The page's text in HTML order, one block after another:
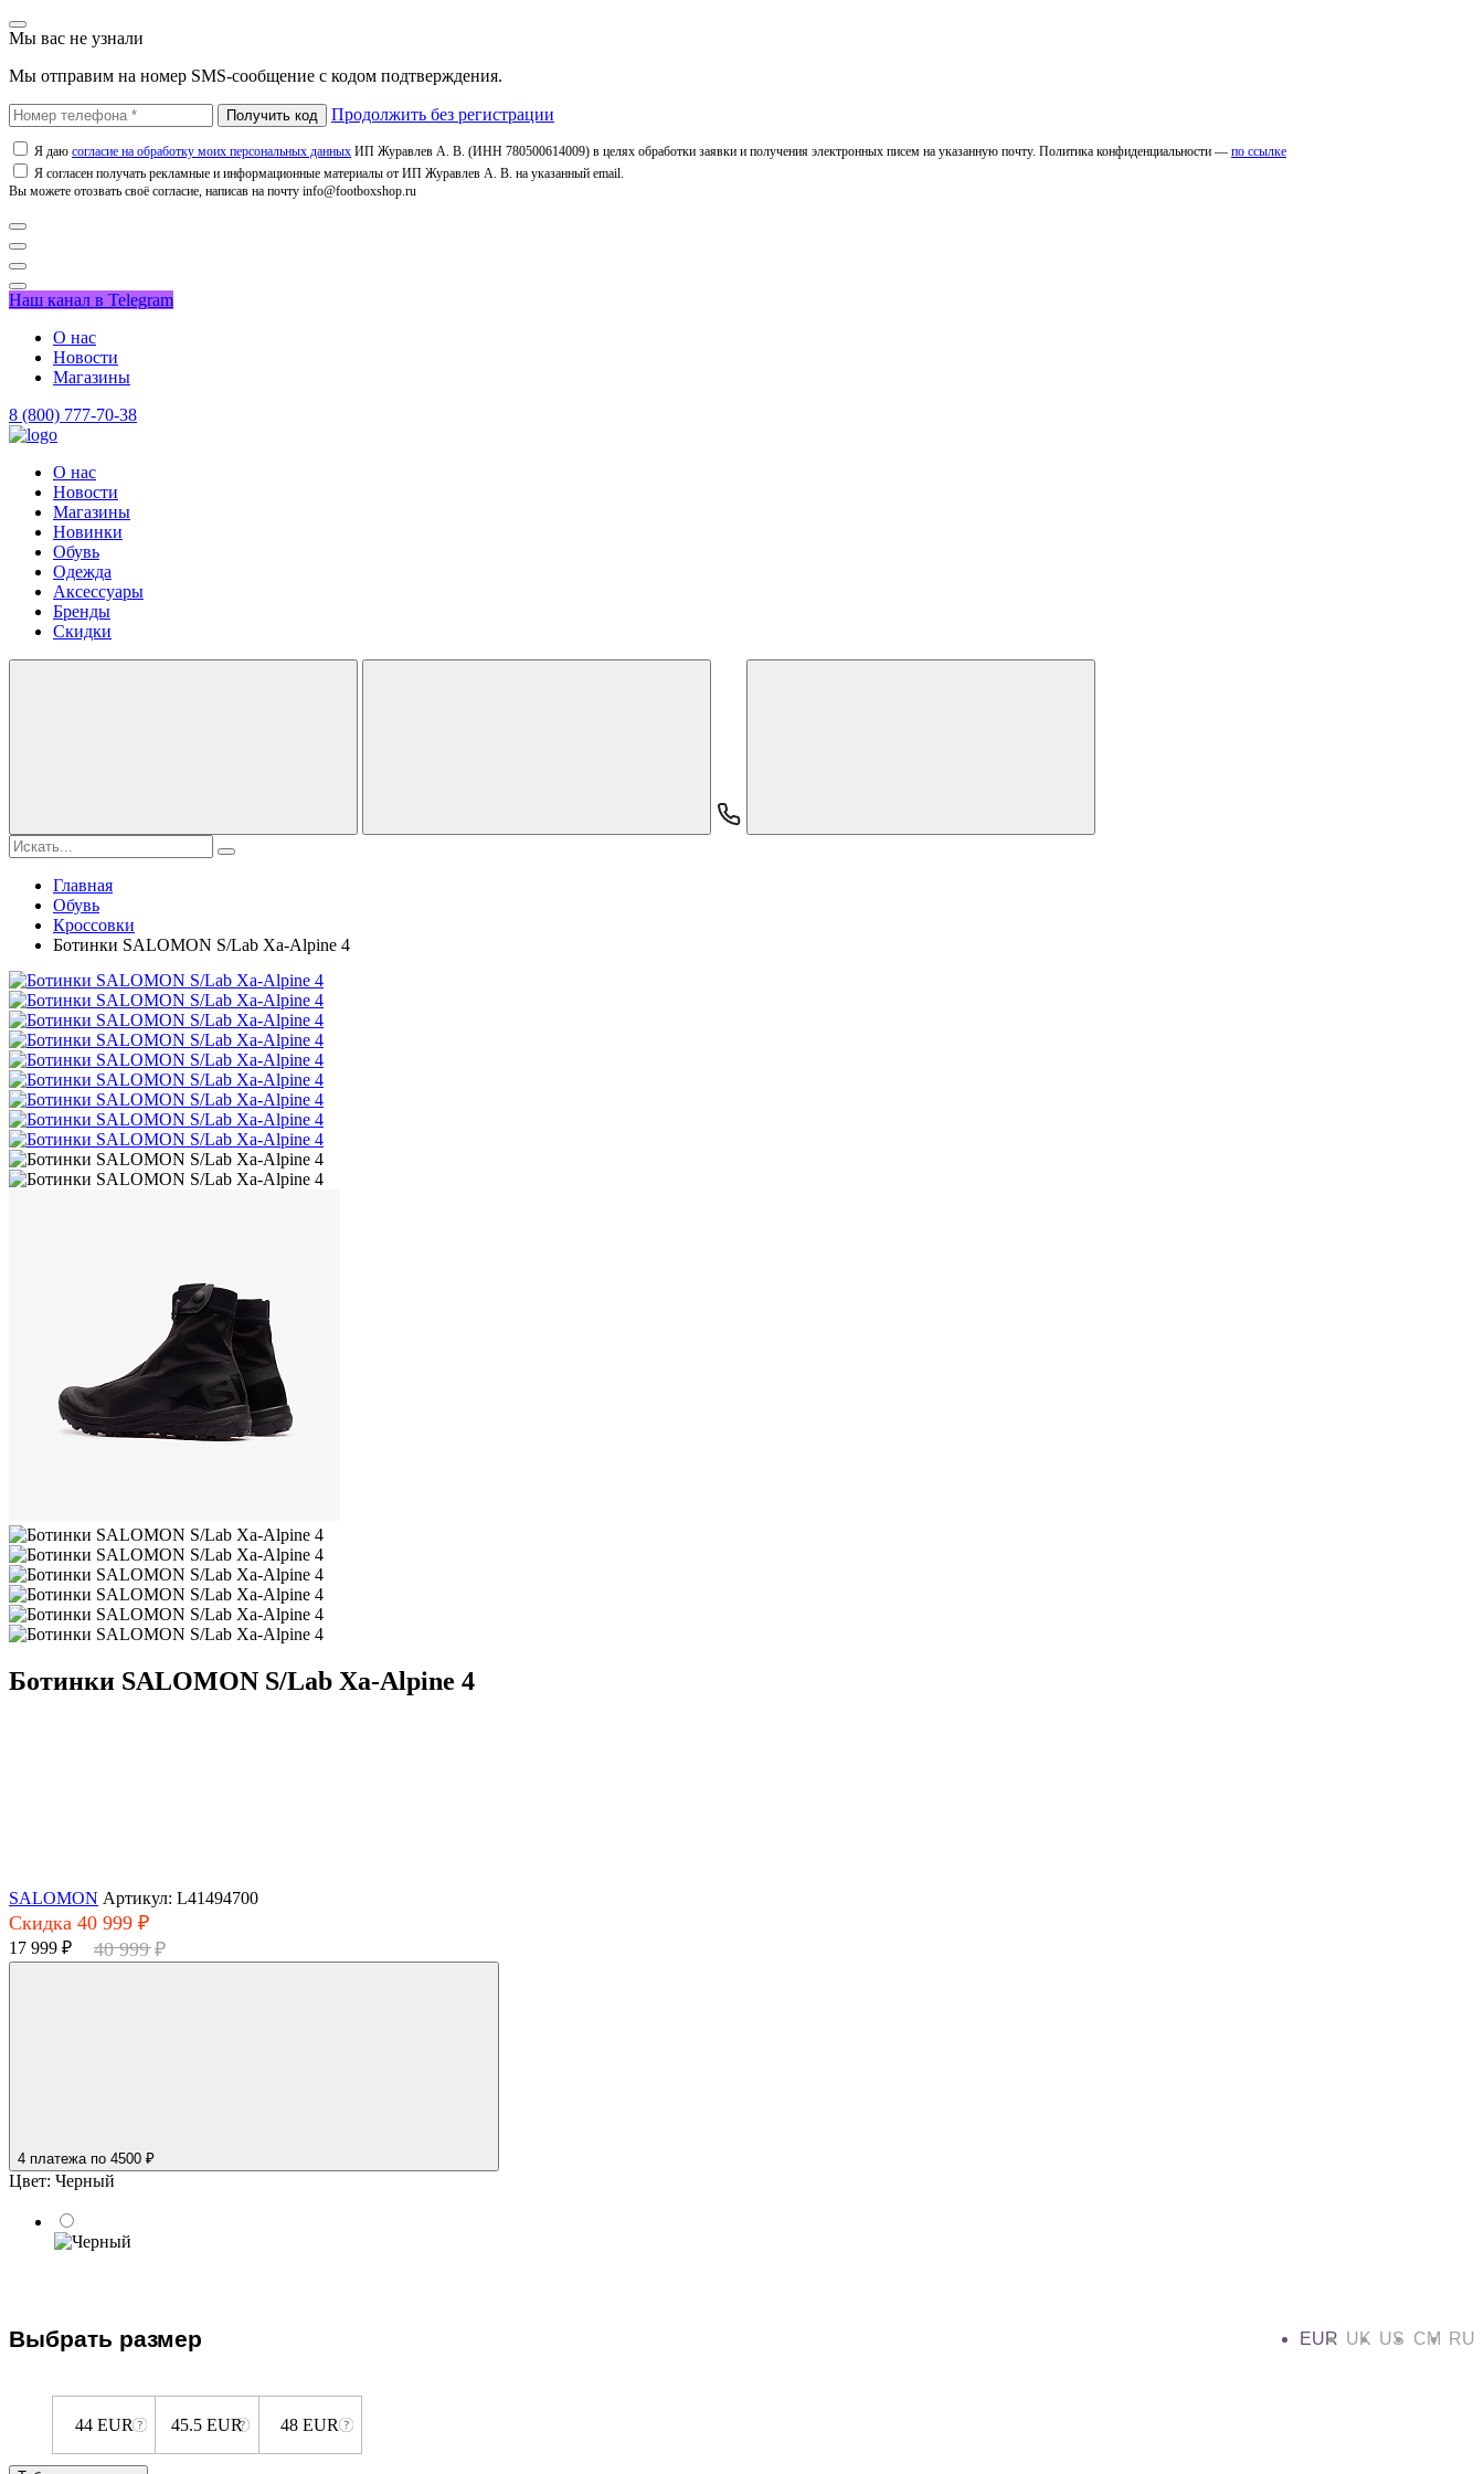
Мы вас не узнали
Мы отправим на номер SMS-сообщение с кодом подтверждения.
Продолжить без регистрации
Я даю согласие на обработку моих персональных данных ИП Журавлев А. В. (ИНН 780500614009) в целях обработки заявки и получения электронных писем на указанную почту. Политика конфиденциальности — по ссылке
Я согласен получать рекламные и информационные материалы от ИП Журавлев А. В. на указанный email.
Вы можете отозвать своё согласие, написав на почту info@footboxshop.ru
Наш канал в Telegram
О нас
Новости
Магазины
8 (800) 777-70-38
О нас
Новости
Магазины
Новинки
Обувь
Одежда
Аксессуары
Бренды
Скидки
Главная
Обувь
Кроссовки
Ботинки SALOMON S/Lab Xa-Alpine 4
Ботинки SALOMON S/Lab Xa-Alpine 4
SALOMON Артикул: L41494700
Скидка 40 999 ₽
17 999 ₽ 40 999 ₽
4 платежа по 4500 ₽
Цвет: Черный
Выбрать размер EUR UK US CM RU
44 EUR 45.5 EUR 48 EUR